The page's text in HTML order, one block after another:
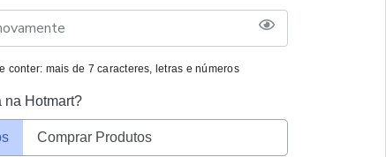
conter: mais de 7 caracteres, letras e números
na Hotmart?
Comprar Produtos